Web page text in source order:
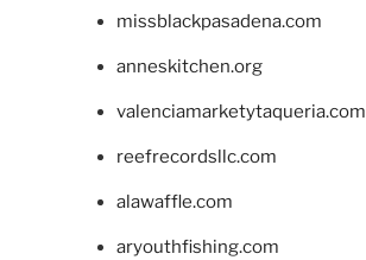
missblackpasadena.com
anneskitchen.org
valenciamarketytaqueria.com
reefrecordsllc.com
alawaffle.com
aryouthfishing.com